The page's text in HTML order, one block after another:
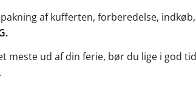
af kufferten, forberedelse,
meste ud af din ferie, bør du lige i god